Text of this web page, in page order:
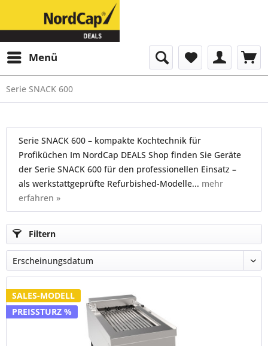
Menü
Serie SNACK 600
Serie SNACK 600 – kompakte Kochtechnik für
Profiküchen Im NordCap DEALS Shop finden Sie Geräte
der Serie SNACK 600 für den professionellen Einsatz –
als werkstattgeprüfte Refurbished-Modelle... mehr
erfahren »
Filtern
SALES-MODELL
PREISSTURZ %